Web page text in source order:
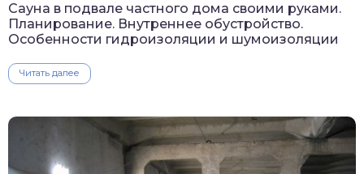
Сауна в подвале частного дома своими руками.
Планирование. Внутреннее обустройство.
Особенности гидроизоляции и шумоизоляции
Читать далее